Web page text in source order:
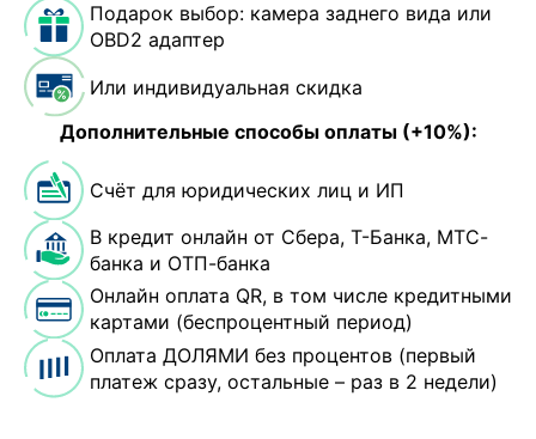
Подарок выбор: камера заднего вида или
OBD2 адаптер
Или индивидуальная скидка
Дополнительные способы оплаты (+10%):
Счёт для юридических лиц и ИП
В кредит онлайн от Сбера, Т-Банка, МТС-
банка и ОТП-банка
Онлайн оплата QR, в том числе кредитными
картами (беспроцентный период)
Оплата ДОЛЯМИ без процентов (первый
платеж сразу, остальные – раз в 2 недели)